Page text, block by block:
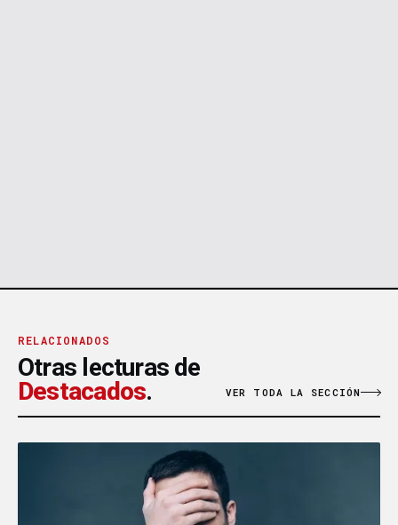
RELACIONADOS
Otras lecturas de
Destacados. VER TODA LA SECCIÓN